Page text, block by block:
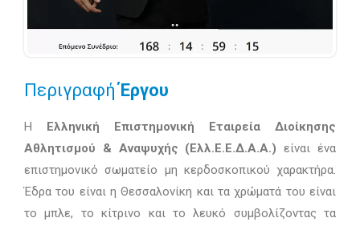
ΠεριγραφήΈργου
Η Ελληνική Επιστημονική Εταιρεία Διοίκησης
Αθλητισμού & Αναψυχής (Ελλ.Ε.Ε.Δ.Α.Α.) είναι ένα
επιστημονικό σωματείο μη κερδοσκοπικού χαρακτήρα.
Έδρα του είναι η Θεσσαλονίκη και τα χρώματά του είναι
το μπλε, το κίτρινο και το λευκό συμβολίζοντας τα